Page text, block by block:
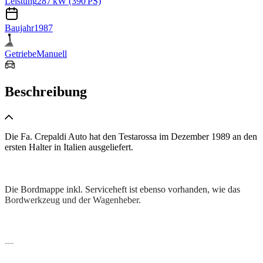
Baujahr1987
GetriebeManuell
Beschreibung
Die Fa. Crepaldi Auto hat den Testarossa im Dezember 1989 an den
ersten Halter in Italien ausgeliefert.
Die Bordmappe inkl. Serviceheft ist ebenso vorhanden, wie das
Bordwerkzeug und der Wagenheber.
---